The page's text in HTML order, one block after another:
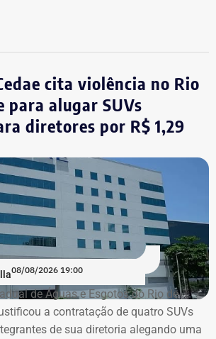
cita violência no Rio
para alugar SUVs
diretores por R$ 1,29
08/08/2026 19:00
de Águas e Esgotos do Rio de
a contratação de quatro SUVs
de sua diretoria alegando uma